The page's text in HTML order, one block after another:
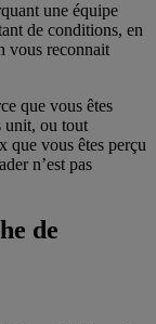
une équipe
de conditions, en
vous reconnait
que vous êtes
unit, ou tout
que vous êtes perçu
n’est pas
de